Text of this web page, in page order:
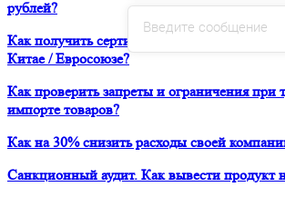
рублей?
Как получить сертификат о форс-мажорных
Китае / Евросоюзе?
Как проверить запреты и ограничения при
импорте товаров?
Как на 30% снизить расходы своей
Санкционный аудит. Как вывести
Введите сообщение